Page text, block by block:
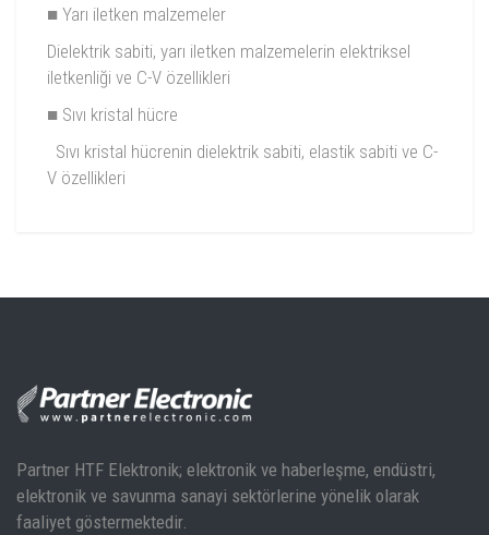
■ Yarı iletken malzemeler
Dielektrik sabiti, yarı iletken malzemelerin elektriksel
iletkenliği ve C-V özellikleri
■ Sıvı kristal hücre
Sıvı kristal hücrenin dielektrik sabiti, elastik sabiti ve C-
V özellikleri
Partner HTF Elektronik; elektronik ve haberleşme, endüstri,
elektronik ve savunma sanayi sektörlerine yönelik olarak
faaliyet göstermektedir.